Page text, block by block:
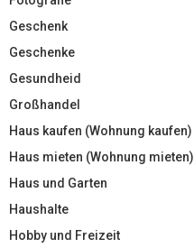
Geschenk
Geschenke
Gesundheid
Großhandel
Haus kaufen (Wohnung kaufen)
Haus mieten (Wohnung mieten)
Haus und Garten
Haushalte
Hobby und Freizeit